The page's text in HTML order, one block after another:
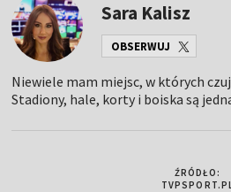
Sara Kalisz
OBSERWUJ
Niewiele mam miejsc, w których
Stadiony, hale, korty i boiska są
ŹRÓDŁO: